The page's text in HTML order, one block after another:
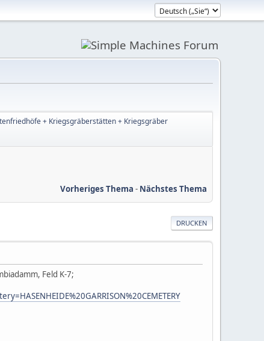
+ Kriegsgräberstätten + Kriegsgräber
Vorheriges Thema - Nächstes Thema
DRUCKEN
Feld K-7;